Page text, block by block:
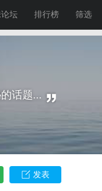
坛 排行榜 筛选
话题...
发表